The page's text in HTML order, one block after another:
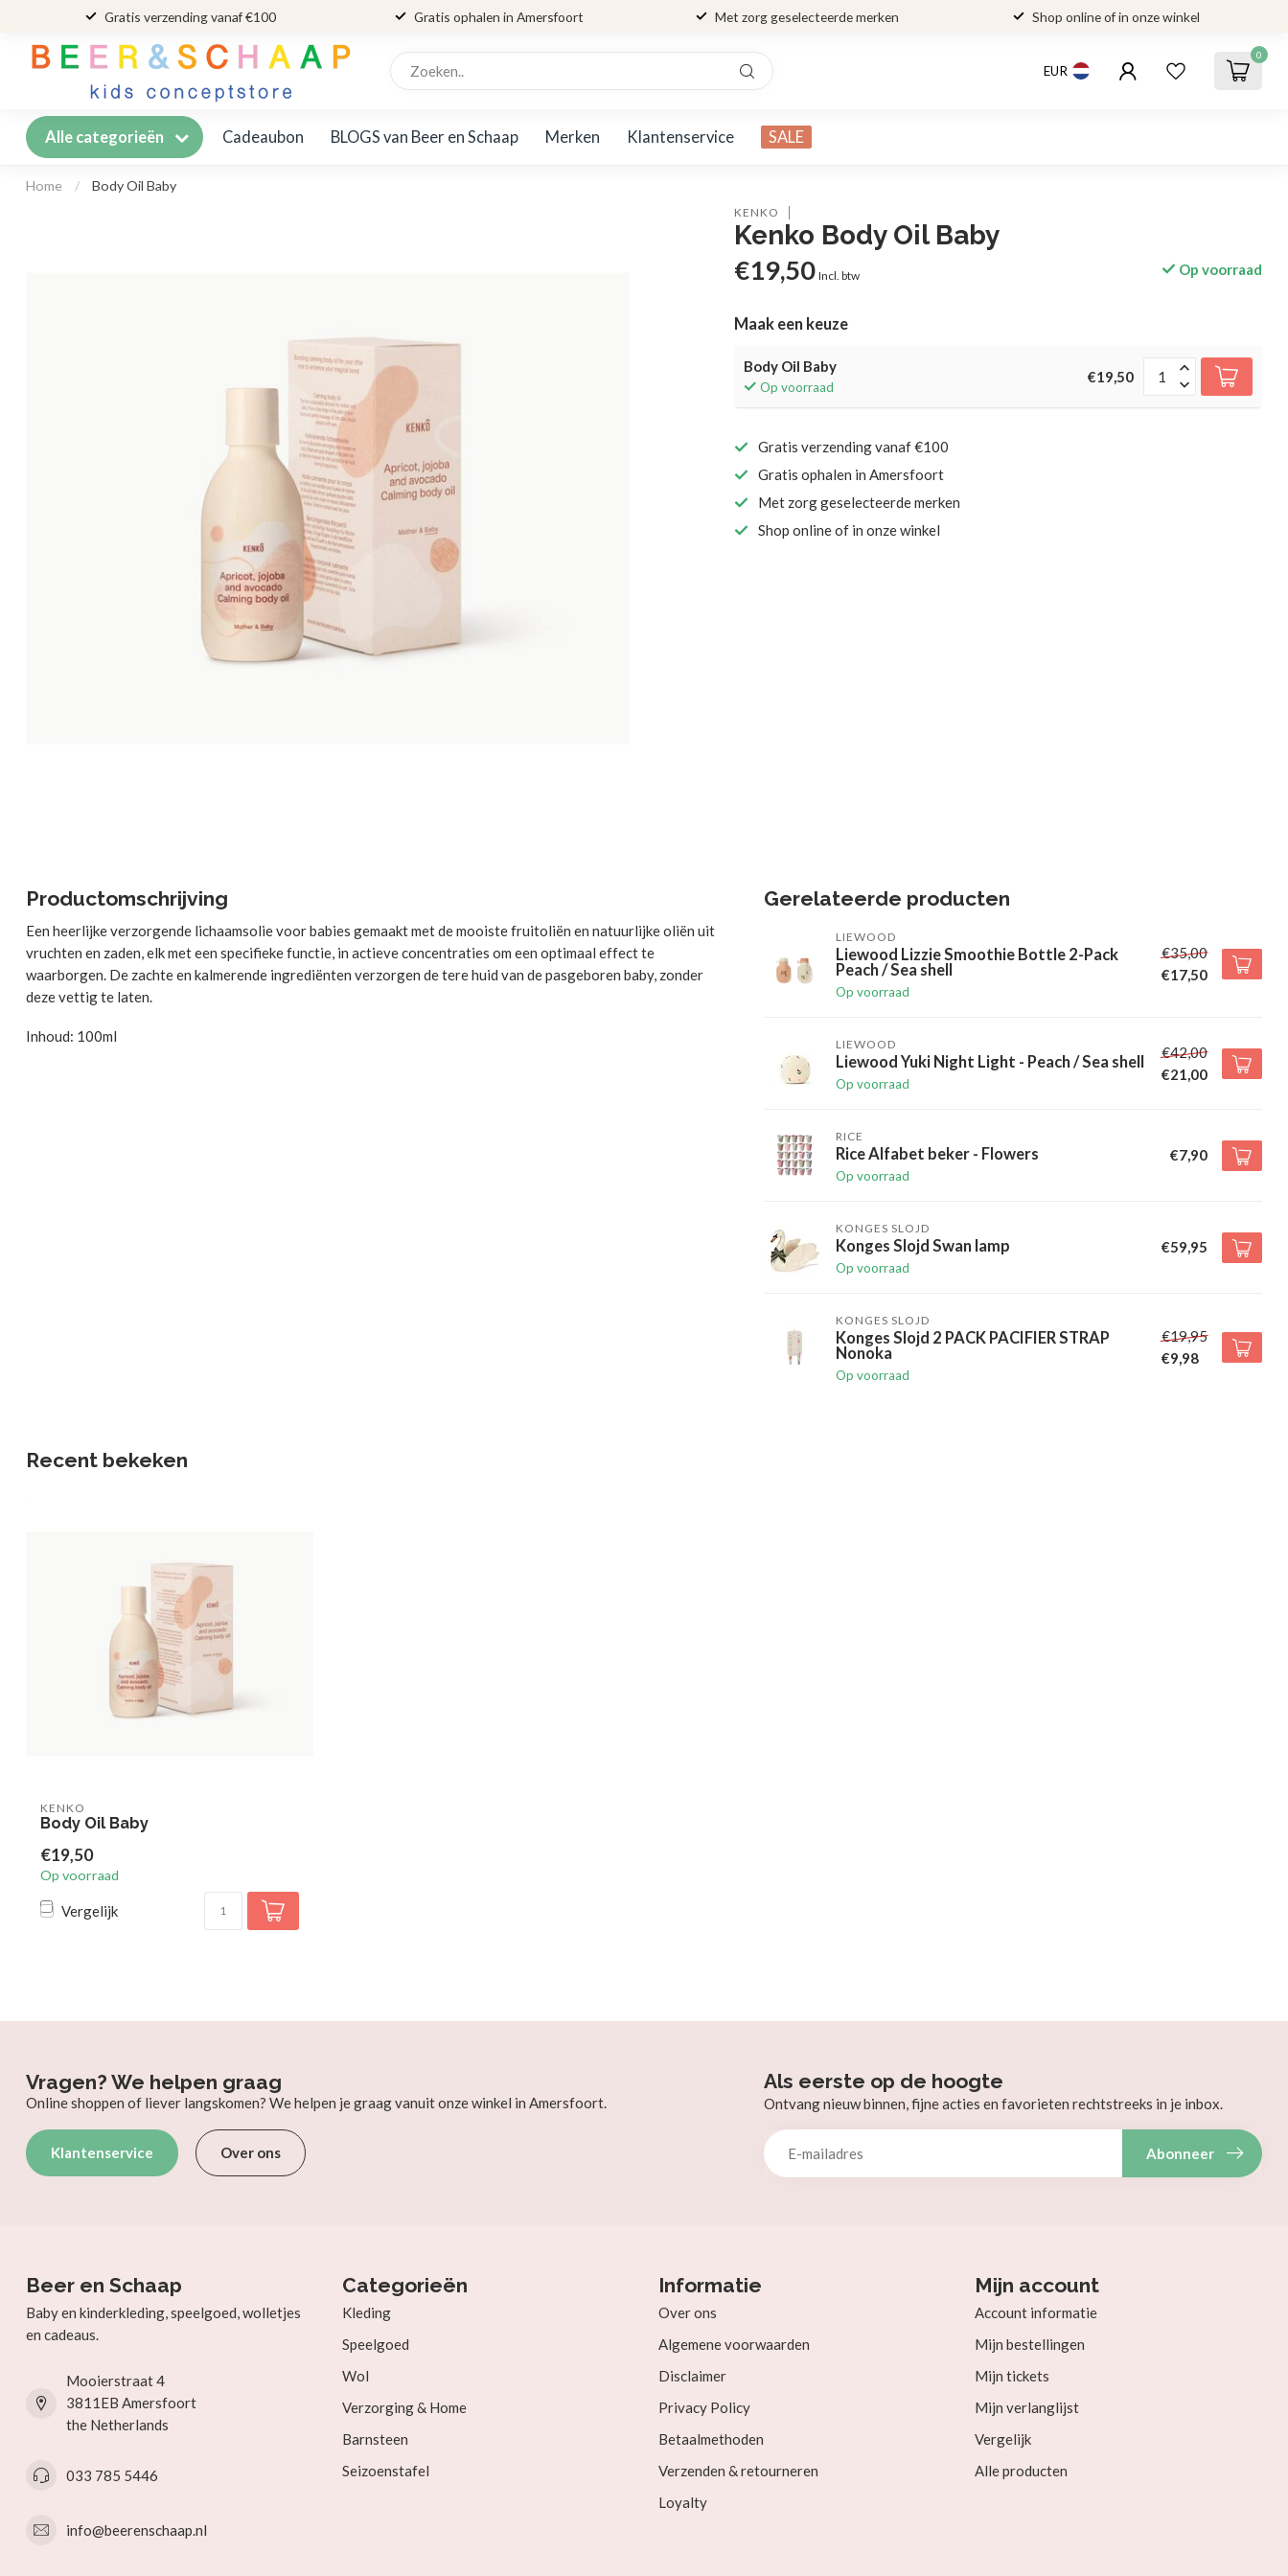
Gratis verzending vanaf €100 Gratis ophalen in Amersfoort Met zorg geselecteerde merken Shop online of in onze winkel
EUR
0
Alle categorieën Cadeaubon BLOGS van Beer en Schaap Merken Klantenservice SALE
Home / Body Oil Baby
KENKO
Kenko Body Oil Baby
€19,50 Incl. btw Op voorraad
Maak een keuze
Body Oil Baby
Op voorraad
€19,50
Gratis verzending vanaf €100
Gratis ophalen in Amersfoort
Met zorg geselecteerde merken
Shop online of in onze winkel
Productomschrijving
Een heerlijke verzorgende lichaamsolie voor babies gemaakt met de mooiste fruitoliën en natuurlijke oliën uit
vruchten en zaden, elk met een specifieke functie, in actieve concentraties om een optimaal effect te
waarborgen. De zachte en kalmerende ingrediënten verzorgen de tere huid van de pasgeboren baby, zonder
deze vettig te laten.
Inhoud: 100ml
Gerelateerde producten
LIEWOOD
Liewood Lizzie Smoothie Bottle 2-Pack
Peach / Sea shell
Op voorraad
€35,00
€17,50
LIEWOOD
Liewood Yuki Night Light - Peach / Sea shell
Op voorraad
€42,00
€21,00
RICE
Rice Alfabet beker - Flowers
Op voorraad
€7,90
KONGES SLOJD
Konges Slojd Swan lamp
Op voorraad
€59,95
KONGES SLOJD
Konges Slojd 2 PACK PACIFIER STRAP
Nonoka
Op voorraad
€19,95
€9,98
Recent bekeken
KENKO
Body Oil Baby
€19,50
Op voorraad
Vergelijk
Vragen? We helpen graag
Online shoppen of liever langskomen? We helpen je graag vanuit onze winkel in Amersfoort.
Klantenservice Over ons
Als eerste op de hoogte
Ontvang nieuw binnen, fijne acties en favorieten rechtstreeks in je inbox.
Abonneer
Beer en Schaap
Baby en kinderkleding, speelgoed, wolletjes
en cadeaus.
Mooierstraat 4
3811EB Amersfoort
the Netherlands
033 785 5446
info@beerenschaap.nl
Categorieën
Kleding
Speelgoed
Wol
Verzorging & Home
Barnsteen
Seizoenstafel
Informatie
Over ons
Algemene voorwaarden
Disclaimer
Privacy Policy
Betaalmethoden
Verzenden & retourneren
Loyalty
Mijn account
Account informatie
Mijn bestellingen
Mijn tickets
Mijn verlanglijst
Vergelijk
Alle producten